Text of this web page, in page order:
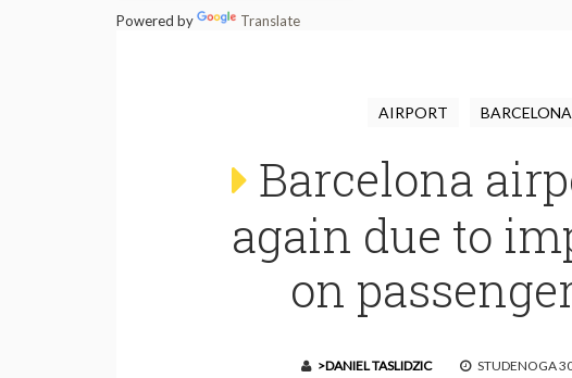
Powered by Translate
AIRPORT BARCELONA
Barcelona
again due to
on
>DANIEL TASLIDZIC STUDENOGA